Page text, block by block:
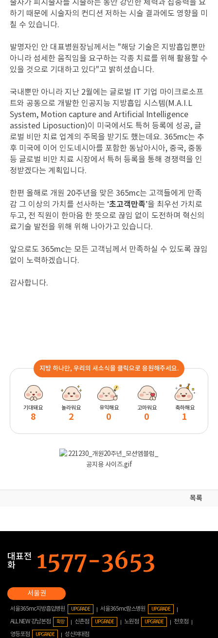
술자가 피시술자를 시술하는 동안 강인한 체력과 집중력을 요
하기 때문에 시술자의 컨디션 저하는 시술 결과에도 영향을 미
칠 수 있습니다.
발명자인 안 대표병원장님께서는 "해당 기술은 지방흡입뿐만
아니라 섬세한 움직임을 요구하는 각종 치료를 위해 활용할 수
있을 것으로 기대하고 있다"고 밝히셨습니다.
국내뿐만 아니라 지난 2월에는 글로벌 IT 기업 마이크로소프
트와 공동으로 개발한 인공지능 지방흡입 시스템(M.A.I.L
System, Motion capture and Artificial Intelligence
assisted Liposuction)이 미국에서도 특허 등록에 성공, 글
로벌 비만 치료 업계의 주목을 받기도 했는데요. 365mc는 추
후 미국에 이어 인도네시아를 포함한 동남아시아, 중국, 중동
등 글로벌 비만 치료 시장에서 특허 등록을 통해 경쟁력을 인
정받겠다는 계획입니다.
한편 올해로 개원 20주년을 맞은 365mc는 고객들에게 만족
감 그 이상의 가치를 선사하는 ‘초고객만족’을 최우선 가치로
두고, 전 직원이 한마음 한 뜻으로 끊임 없이 도전하며 혁신의
료기술 발전을 위해 위해 나아가고 있습니다.
앞으로도 365mc는 모든 고객님께서 만족하실 수 있도록 끊임
없이 노력하겠습니다.
감사합니다.
지방 하나만, 우리의 새소식을 클릭으로 응원해주세요.
기대돼요
8
놀라워요
2
유익해요
0
고마워요
0
축하해요
1
목록
대표전
화
서울365mc지방흡입병원 UPGRADE 서울365mc람스병원 UPGRADE
ALL NEW 강남본점 확장 신촌점 UPGRADE 노원점 UPGRADE
천호점
영등포점
UPGRADE 성신여대점